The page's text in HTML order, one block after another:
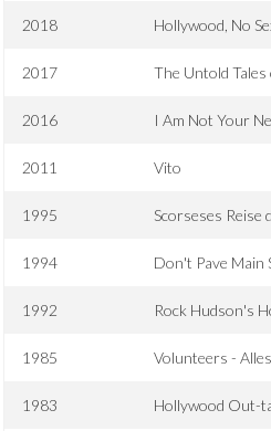
2018 Hollywood, No
2017 The Untold
2016 I Am Not Your
2011 Vito
1995 Scorseses Reise
1994 Don't Pave Main
1992 Rock Hudson's
1985 Volunteers -
1983 Hollywood Out-